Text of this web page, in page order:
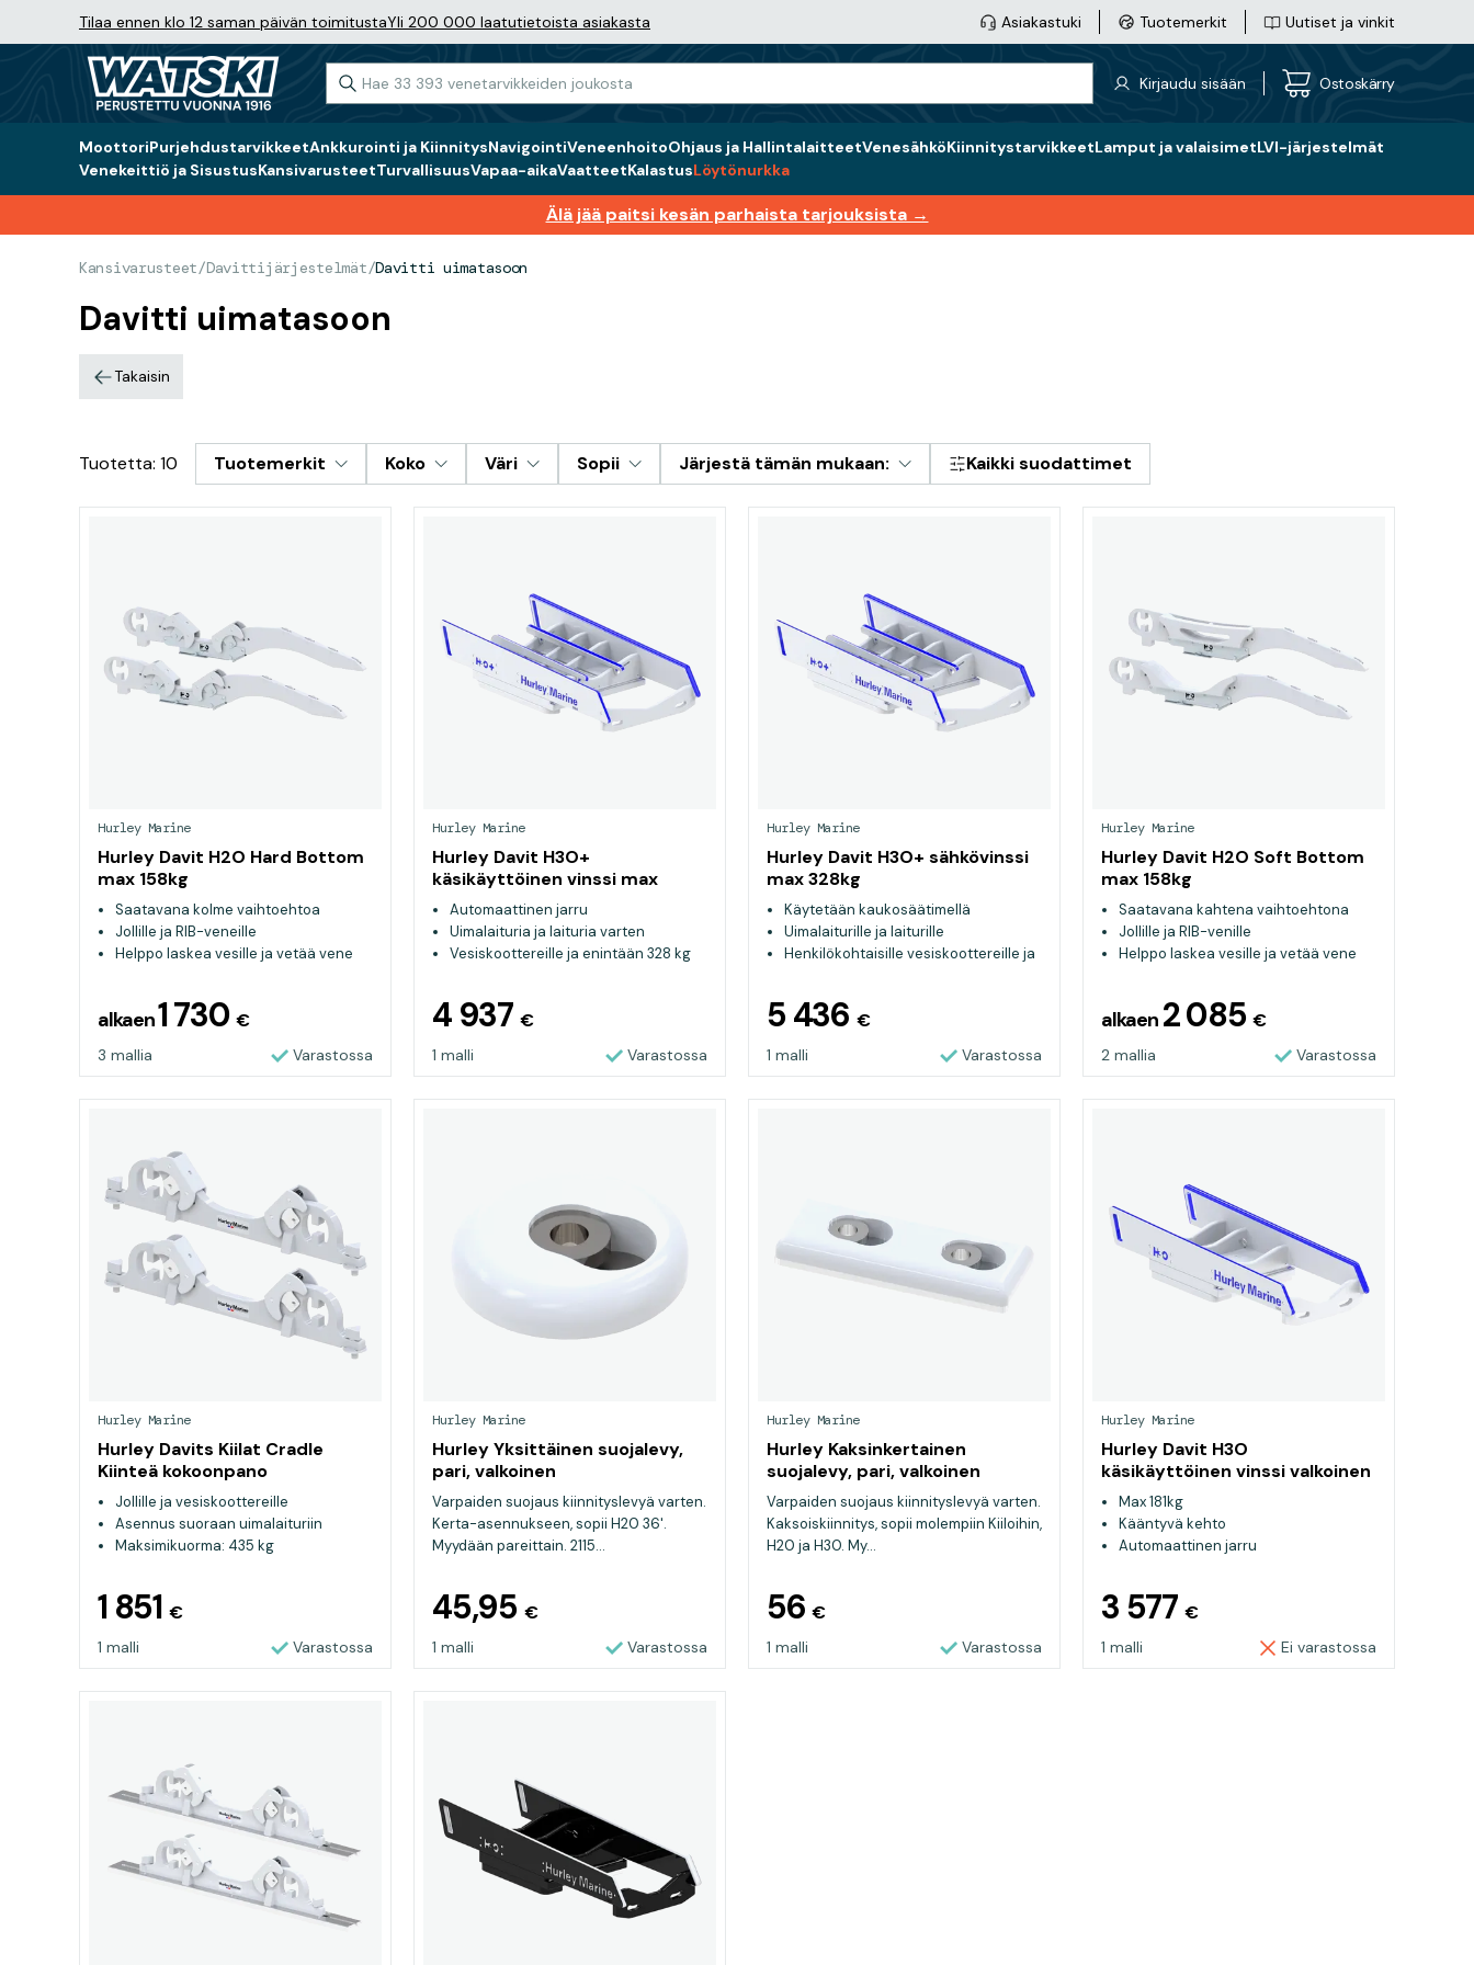
Tilaa ennen klo 12 saman päivän toimitustaYli 200 000 laatutietoista asiakasta Asiakastuki Tuotemerkit Uutiset ja vinkit
Kirjaudu sisään Ostoskärry
MoottoriPurjehdustarvikkeetAnkkurointi ja KiinnitysNavigointiVeneenhoitoOhjaus ja HallintalaitteetVenesähköKiinnitystarvikkeetLamput ja valaisimetLVI-järjestelmät
Venekeittiö ja SisustusKansivarusteetTurvallisuusVapaa-aikaVaatteetKalastusLöytönurkka
Älä jää paitsi kesän parhaista tarjouksista →
Kansivarusteet/Davittijärjestelmät/Davitti uimatasoon
Davitti uimatasoon
Takaisin
Tuotetta: 10 Tuotemerkit Koko Väri Sopii Järjestä tämän mukaan: Kaikki suodattimet
Hurley Marine
Hurley Davit H2O Hard Bottom
max 158kg
Saatavana kolme vaihtoehtoa
Jollille ja RIB-veneille
Helppo laskea vesille ja vetää vene
alkaen1 730€
3 mallia Varastossa
Hurley Marine
Hurley Davit H3O+
käsikäyttöinen vinssi max
328kg
Automaattinen jarru
Uimalaituria ja laituria varten
Vesiskoottereille ja enintään 328 kg
4 937 €
1 malli Varastossa
Hurley Marine
Hurley Davit H3O+ sähkövinssi
max 328kg
Käytetään kaukosäätimellä
Uimalaiturille ja laiturille
Henkilökohtaisille vesiskoottereille ja
5 436 €
1 malli Varastossa
Hurley Marine
Hurley Davit H2O Soft Bottom
max 158kg
Saatavana kahtena vaihtoehtona
Jollille ja RIB-venille
Helppo laskea vesille ja vetää vene
alkaen 2 085€
2 mallia Varastossa
Hurley Marine
Hurley Davits Kiilat Cradle
Kiinteä kokoonpano
Jollille ja vesiskoottereille
Asennus suoraan uimalaituriin
Maksimikuorma: 435 kg
1 851 €
1 malli Varastossa
Hurley Marine
Hurley Yksittäinen suojalevy,
pari, valkoinen
Varpaiden suojaus kiinnityslevyä varten.
Kerta-asennukseen, sopii H20 36'.
Myydään pareittain. 2115...
45,95 €
1 malli Varastossa
Hurley Marine
Hurley Kaksinkertainen
suojalevy, pari, valkoinen
Varpaiden suojaus kiinnityslevyä varten.
Kaksoiskiinnitys, sopii molempiin Kiiloihin,
H20 ja H30. My...
56€
1 malli Varastossa
Hurley Marine
Hurley Davit H3O
käsikäyttöinen vinssi valkoinen
Max 181kg
Kääntyvä kehto
Automaattinen jarru
3 577 €
1 malli Ei varastossa